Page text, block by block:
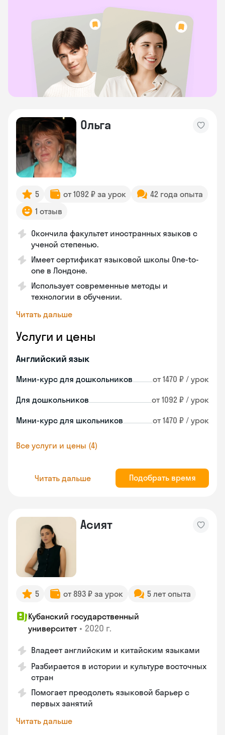
Ольга
5 от 1092 ₽ за урок
42 года опыта
1 отзыв
Окончила факультет иностранных языков с
ученой степенью.
Имеет сертификат языковой школы One-to-
one в Лондоне.
Использует современные методы и
технологии в обучении.
Читать дальше
Услуги и цены
Английский язык
Мини-курс для дошкольников от 1470 ₽ / урок
Для дошкольников от 1092 ₽ / урок
Мини-курс для школьников от 1470 ₽ / урок
Все услуги и цены (4)
Читать дальше Подобрать время
Асият
5 от 893 ₽ за урок 5 лет опыта
Кубанский государственный
университет • 2020 г.
Владеет английским и китайским языками
Разбирается в истории и культуре восточных
стран
Помогает преодолеть языковой барьер с
первых занятий
Читать дальше